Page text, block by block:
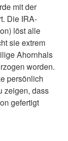
mit der
Die IRA-
löst alle
sie extrem
Ahornhals
worden.
persönlich
zeigen, dass
gefertigt